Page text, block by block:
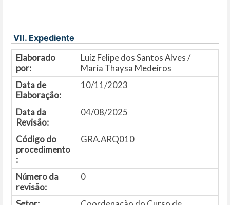
VII. Expediente
Elaborado
por:
Luiz Felipe dos Santos Alves /
Maria Thaysa Medeiros
Data de
Elaboração:
10/11/2023
Data da
Revisão:
04/08/2025
Código do
procedimento
:
GRA.ARQ010
Número da
revisão:
0